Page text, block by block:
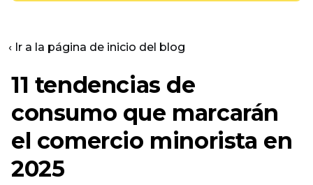
‹ Ir a la página de inicio del blog
11 tendencias de
consumo que marcarán
el comercio minorista en
2025